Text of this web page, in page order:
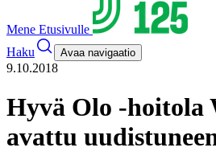
Mene Etusivulle
Haku
Avaa navigaatio
9.10.2018
Hyvä Olo -hoitola
avattu